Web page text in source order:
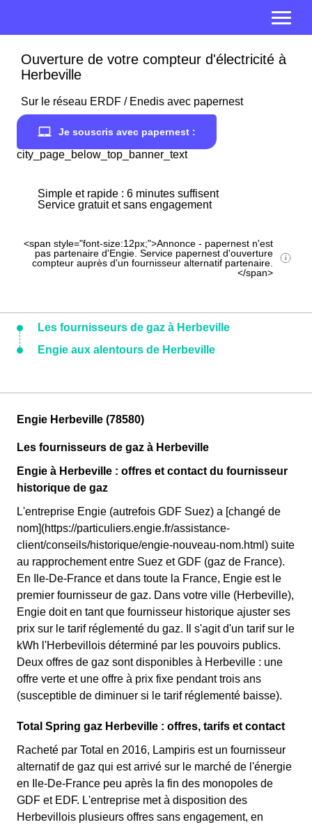
Ouverture de votre compteur d'électricité à
Herbeville
Sur le réseau ERDF / Enedis avec papernest
Je souscris avec papernest :
city_page_below_top_banner_text
Simple et rapide : 6 minutes suffisent
Service gratuit et sans engagement
<span style="font-size:12px;">Annonce - papernest n'est
pas partenaire d'Engie. Service papernest d'ouverture
compteur auprès d'un fournisseur alternatif partenaire.
</span>
Les fournisseurs de gaz à Herbeville
Engie aux alentours de Herbeville
Engie Herbeville (78580)
Les fournisseurs de gaz à Herbeville
Engie à Herbeville : offres et contact du fournisseur
historique de gaz
L'entreprise Engie (autrefois GDF Suez) a [changé de
nom](https://particuliers.engie.fr/assistance-
client/conseils/historique/engie-nouveau-nom.html) suite
au rapprochement entre Suez et GDF (gaz de France).
En Ile-De-France et dans toute la France, Engie est le
premier fournisseur de gaz. Dans votre ville (Herbeville),
Engie doit en tant que fournisseur historique ajuster ses
prix sur le tarif réglementé du gaz. Il s'agit d'un tarif sur le
kWh l'Herbevillois déterminé par les pouvoirs publics.
Deux offres de gaz sont disponibles à Herbeville : une
offre verte et une offre à prix fixe pendant trois ans
(susceptible de diminuer si le tarif réglementé baisse).
Total Spring gaz Herbeville : offres, tarifs et contact
Racheté par Total en 2016, Lampiris est un fournisseur
alternatif de gaz qui est arrivé sur le marché de l'énergie
en Ile-De-France peu après la fin des monopoles de
GDF et EDF. L'entreprise met à disposition des
Herbevillois plusieurs offres sans engagement, en